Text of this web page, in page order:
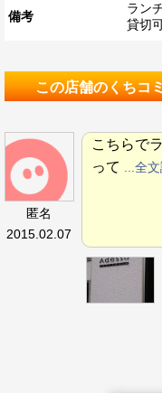
備考
ラン
貸切
この店舗のくちコ
匿名
2015.02.07
こちらで
って
...全